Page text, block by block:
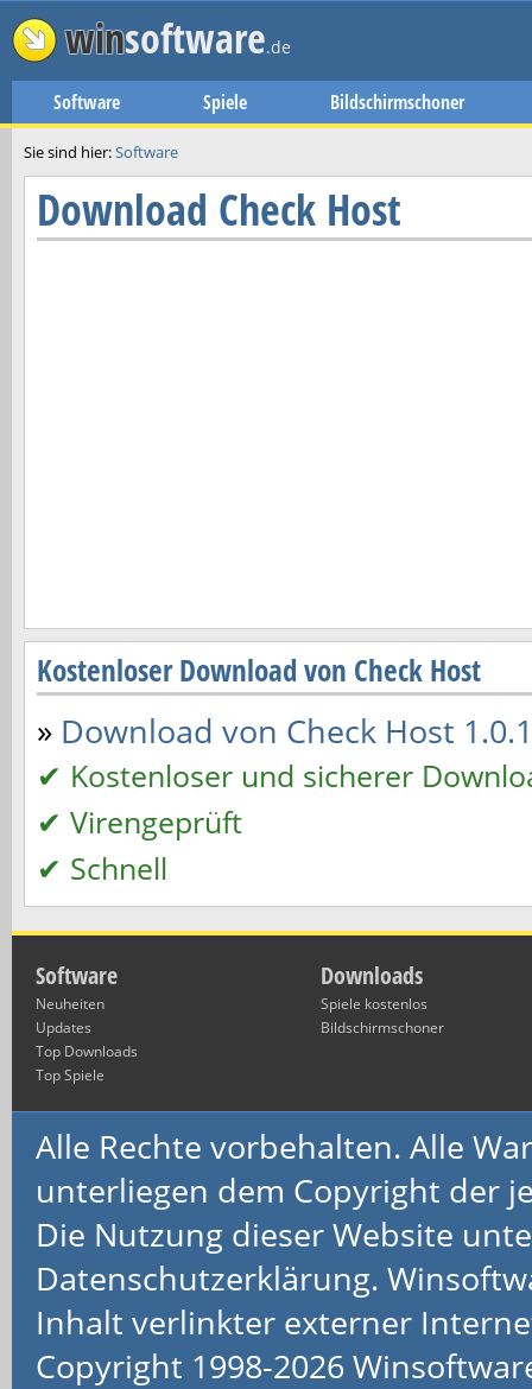
winsoftware.de
Software Spiele Bildschirmschoner
Sie sind hier:Software
Download Check Host
Kostenloser Download von Check Host
» Download von Check Host
✔ Kostenloser und sicherer
✔ Virengeprüft
✔ Schnell
Software
Neuheiten
Updates
Top Downloads
Top Spiele
Downloads
Spiele kostenlos
Bildschirmschoner
Alle Rechte vorbehalten. Alle
unterliegen dem Copyright der
Die Nutzung dieser Website
Datenschutzerklärung.
Inhalt verlinkter externer
Copyright 1998-2026